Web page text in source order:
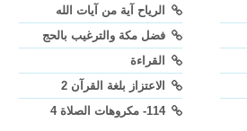
الرياح آية من آيات الله
فضل مكة والترغيب بالحج
القراءة
الاعتزاز بلغة القرآن 2
114- مكروهات الصلاة 4